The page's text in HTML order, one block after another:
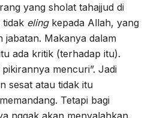
yang sholat tahajjud di
tidak elingkepada Allah, yang
jabatan. Makanya dalam
ada kritik (terhadap itu).
mencuri”. Jadi
sesat atau tidak itu
Tetapi bagi
nggak akan menyalahkan.